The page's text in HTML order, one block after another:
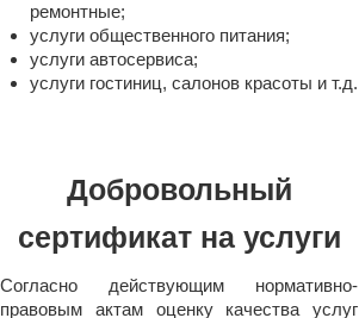
ремонтные;
услуги общественного питания;
услуги автосервиса;
услуги гостиниц, салонов красоты и т.д.
Добровольный
сертификат на услуги
Согласно действующим нормативно-
правовым актам оценку качества услуг